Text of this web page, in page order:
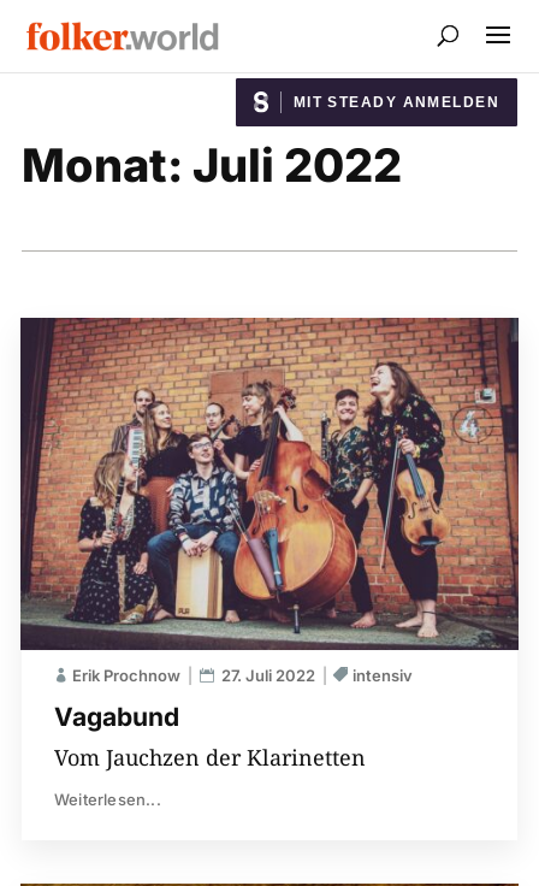
MIT STEADY ANMELDEN
Monat: Juli 2022
Vagabund
Erik Prochnow 27. Juli 2022 intensiv
Vom Jauchzen der Klarinetten
Weiterlesen...